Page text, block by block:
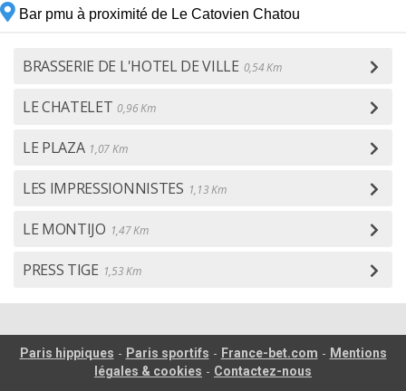
Bar pmu à proximité de Le Catovien Chatou
BRASSERIE DE L'HOTEL DE VILLE 0,54 Km
LE CHATELET 0,96 Km
LE PLAZA 1,07 Km
LES IMPRESSIONNISTES 1,13 Km
LE MONTIJO 1,47 Km
PRESS TIGE 1,53 Km
Paris hippiques - Paris sportifs - France-bet.com - Mentions
légales & cookies - Contactez-nous